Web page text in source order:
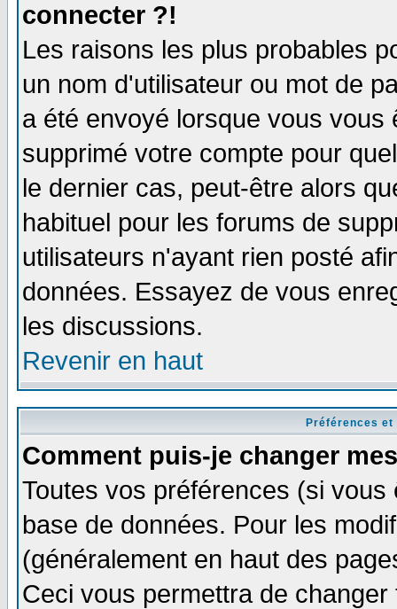
connecter ?!
Les raisons les plus probables
un nom d'utilisateur ou mot de
a été envoyé lorsque vous
supprimé votre compte pour
le dernier cas, peut-être alors
habituel pour les forums de
utilisateurs n'ayant rien posté
données. Essayez de vous
les discussions.
Revenir en haut
Préférences
Comment puis-je changer
Toutes vos préférences (si
base de données. Pour les
(généralement en haut des
Ceci vous permettra de